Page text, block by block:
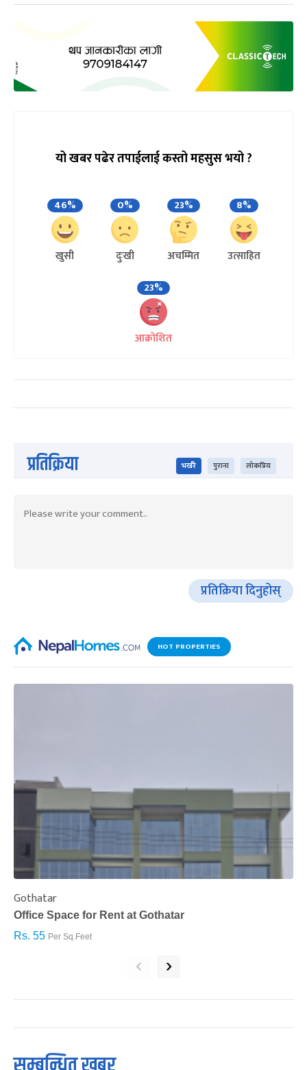
यो खबर पढेर तपाईलाई कस्तो महसुस भयो ?
46%
खुसी
0%
दुःखी
23%
अचम्मित
8%
उत्साहित
23%
आक्रोशित
प्रतिक्रिया भर्खरै पुराना लोकप्रिय
प्रतिक्रिया दिनुहोस्
HOT PROPERTIES
Gothatar
Office Space for Rent at Gothatar
Rs. 55 Per Sq.Feet
‹ ›